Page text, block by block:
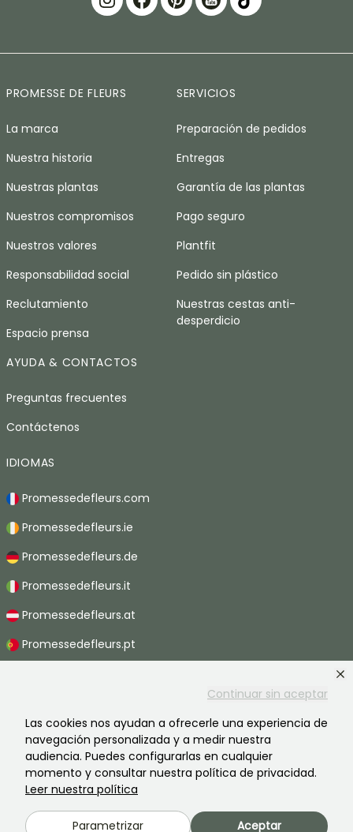
Continuar sin aceptar
Las cookies nos ayudan a ofrecerle una experiencia de
navegación personalizada y a medir nuestra
audiencia. Puedes configurarlas en cualquier
momento y consultar nuestra política de privacidad.
Leer nuestra política
Parametrizar Aceptar
PROMESSE DE FLEURS
La marca
Nuestra historia
Nuestras plantas
Nuestros compromisos
Nuestros valores
Responsabilidad social
Reclutamiento
Espacio prensa
SERVICIOS
Preparación de pedidos
Entregas
Garantía de las plantas
Pago seguro
Plantfit
Pedido sin plástico
Nuestras cestas anti-
desperdicio
AYUDA & CONTACTOS
Preguntas frecuentes
Contáctenos
IDIOMAS
Promessedefleurs.com
Promessedefleurs.ie
Promessedefleurs.de
Promessedefleurs.it
Promessedefleurs.at
Promessedefleurs.pt
Promessedefleurs.ch
Información legal
Términos y condiciones
Política de privacidad